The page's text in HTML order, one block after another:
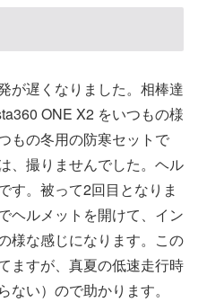
が遅くなりました。相棒達
ONE X2 をいつもの様
もの冬用の防寒セットで
、撮りませんでした。ヘル
す。被って2回目となりま
ヘルメットを開けて、イン
様な感じになります。この
ますが、真夏の低速走行時
い）ので助かります。